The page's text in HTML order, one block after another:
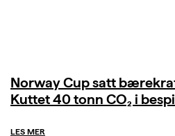
Norway Cup satt
Kuttet 40 tonn CO₂ i
LES MER